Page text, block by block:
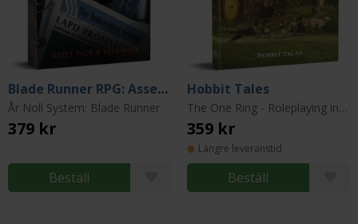
Blade Runner RPG: Asset Pack & Solo Mode
År Noll System: Blade Runner
379 kr
Beställ
Hobbit Tales
The One Ring - Roleplaying in the World of The Lord of the Rings
359 kr
Längre leveranstid
Beställ